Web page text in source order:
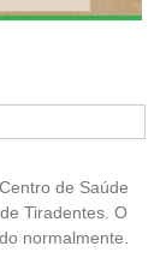
de Saúde
Tiradentes. O
normalmente.